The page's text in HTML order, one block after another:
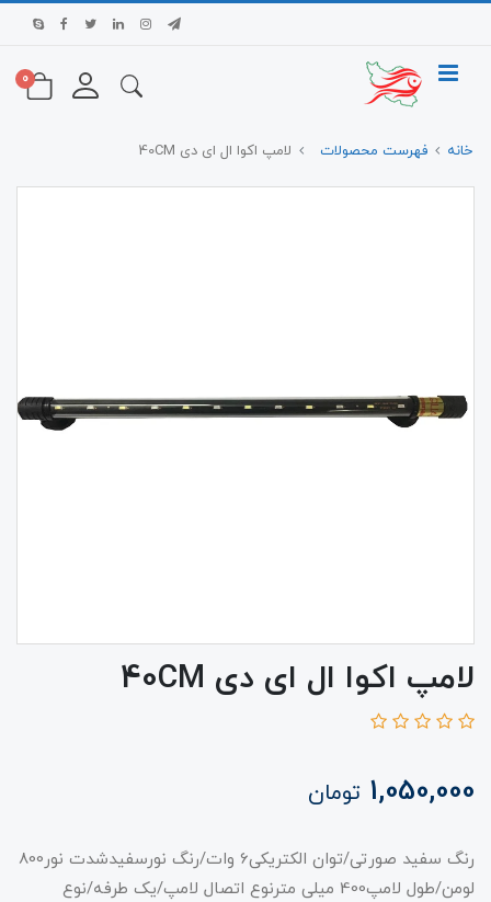
0
خانه فهرست محصولات لامپ اکوا ال ای دی 40CM
لامپ اکوا ال ای دی 40CM
1,050,000 تومان
رنگ سفید صورتی/توان الکتریکی6 وات/رنگ نورسفیدشدت نور800
لومن/طول لامپ400 میلی مترنوع اتصال لامپ/یک طرفه/نوع